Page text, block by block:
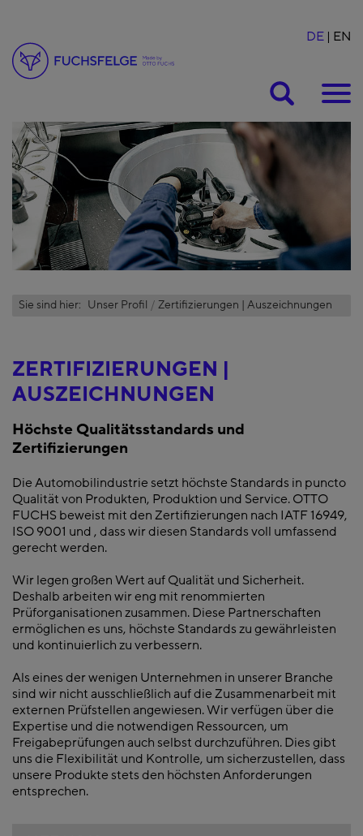
DE EN
Sie sind hier: Unser Profil Zertifizierungen | Auszeichnungen
ZERTIFIZIERUNGEN |
AUSZEICHNUNGEN
Höchste Qualitätsstandards und
Zertifizierungen
Die Automobilindustrie setzt höchste Standards in puncto
Qualität von Produkten, Produktion und Service. OTTO
FUCHS beweist mit den Zertifizierungen nach IATF 16949,
ISO 9001 und , dass wir diesen Standards voll umfassend
gerecht werden.
Wir legen großen Wert auf Qualität und Sicherheit.
Deshalb arbeiten wir eng mit renommierten
Prüforganisationen zusammen. Diese Partnerschaften
ermöglichen es uns, höchste Standards zu gewährleisten
und kontinuierlich zu verbessern.
Als eines der wenigen Unternehmen in unserer Branche
sind wir nicht ausschließlich auf die Zusammenarbeit mit
externen Prüfstellen angewiesen. Wir verfügen über die
Expertise und die notwendigen Ressourcen, um
Freigabeprüfungen auch selbst durchzuführen. Dies gibt
uns die Flexibilität und Kontrolle, um sicherzustellen, dass
unsere Produkte stets den höchsten Anforderungen
entsprechen.